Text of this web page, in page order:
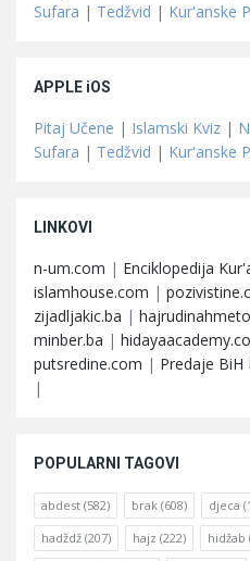
Sufara | Tedžvid | Kur'anske
APPLE iOS
Pitaj Učene | Islamski Kviz |
Sufara | Tedžvid | Kur'anske
LINKOVI
n-um.com | Enciklopedija
islamhouse.com |
zijadljakic.ba |
minber.ba |
putsredine.com | Predaje BiH
|
POPULARNI TAGOVI
abdest (582) brak (608) djeca
hadždž (207) hajz (222) hidžab